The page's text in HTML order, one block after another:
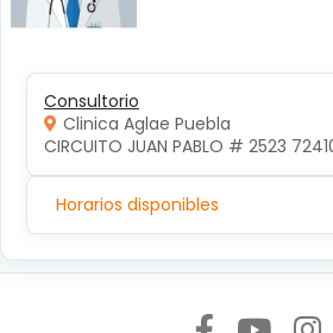
Consultorio
Clinica Aglae Puebla
CIRCUITO JUAN PABLO # 2523 72410
Horarios disponibles